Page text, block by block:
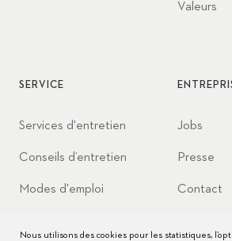
Valeurs
SERVICE
Services d'entretien
Conseils d’entretien
Modes d'emploi
Jobs
Presse
Contact
Nous utilisons des cookies pour les statistiques,